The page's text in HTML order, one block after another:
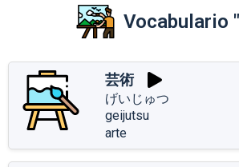
Vocabulario
芸術
げいじゅつ
geijutsu
arte